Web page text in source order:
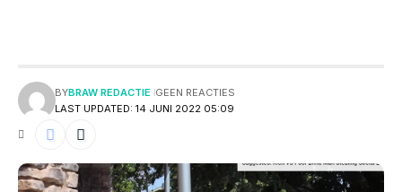
LAST UPDATED: 14 JUNI 2022 05:09
BYBRAW REDACTIE GEEN REACTIES